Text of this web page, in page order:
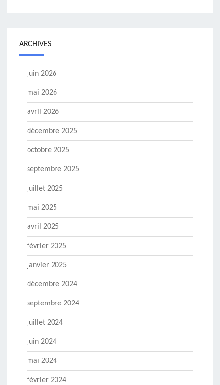
ARCHIVES
juin 2026
mai 2026
avril 2026
décembre 2025
octobre 2025
septembre 2025
juillet 2025
mai 2025
avril 2025
février 2025
janvier 2025
décembre 2024
septembre 2024
juillet 2024
juin 2024
mai 2024
février 2024